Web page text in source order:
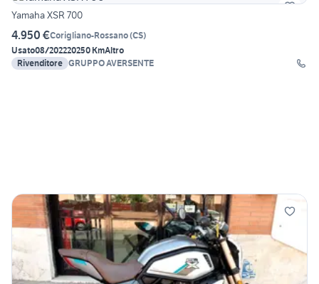
Yamaha XSR 700
4.950 €Corigliano-Rossano(CS)
Usato08/202220250 KmAltro
Rivenditore GRUPPO AVERSENTE